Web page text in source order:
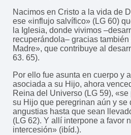
Nacimos en Cristo a la vida de
ese «influjo salvífico» (LG 60)
la Iglesia, donde vivimos
recuperándola– gracias
Madre», que contribuye al
63. 65).
Por ello fue asunta en cuerpo y
asociada a su Hijo, ahora
Reina del Universo (LG 59),
su Hijo que peregrinan aún y se
angustias hasta que sean
(LG 62). Y allí interpone a favor
intercesión» (ibíd.).